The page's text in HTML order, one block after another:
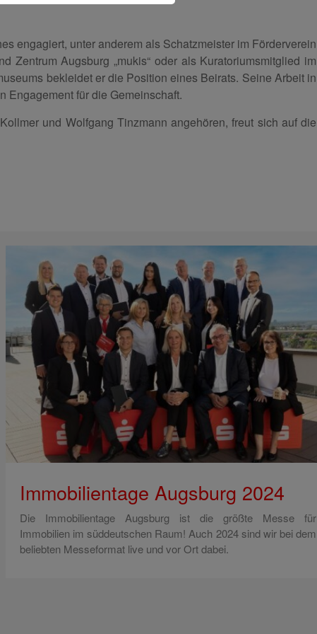
engagiert, unter anderem als Schatzmeister im Förderverein
Zentrum Augsburg „mukis“ oder als Kuratoriumsmitglied im
bekleidet er die Position eines Beirats. Seine Arbeit in
Engagement für die Gemeinschaft.
und Wolfgang Tinzmann angehören, freut sich auf die
Immobilientage Augsburg 2024
Die Immobilientage Augsburg ist die größte Messe für
Immobilien im süddeutschen Raum! Auch 2024 sind wir bei dem
beliebten Messeformat live und vor Ort dabei.